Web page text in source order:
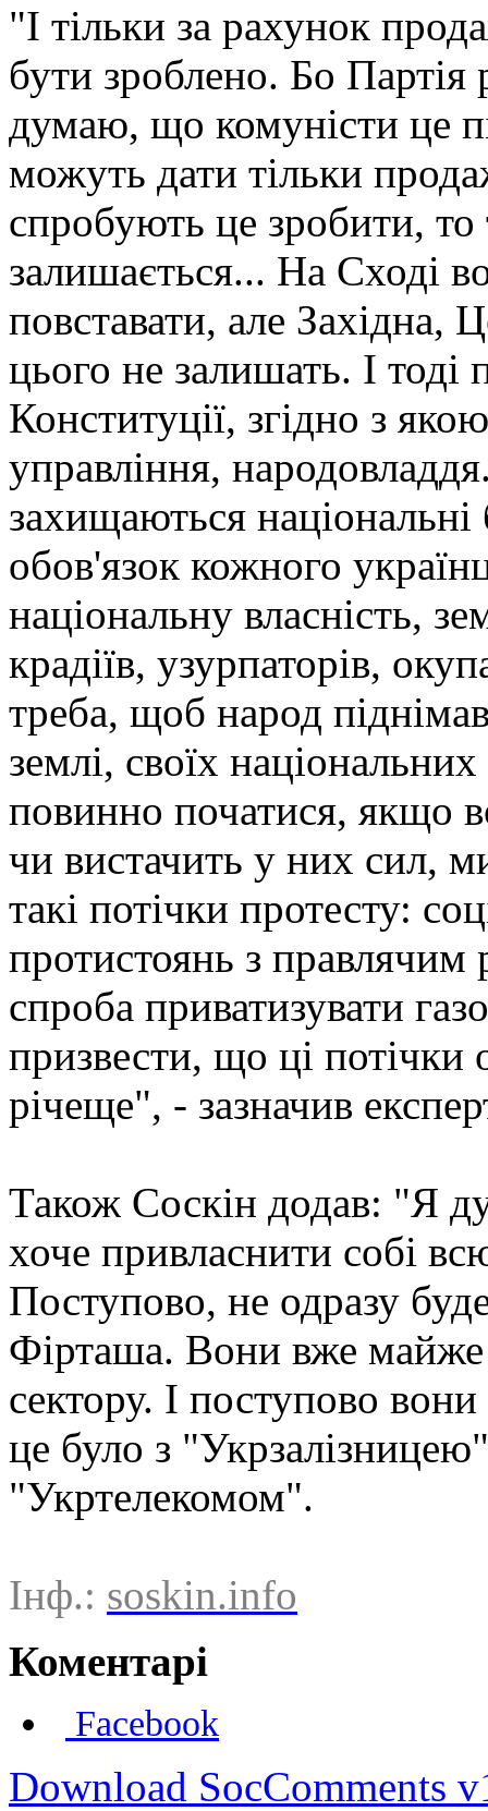
"І тільки за рахунок
бути зроблено. Бо Партія
думаю, що комуністи це
можуть дати тільки
спробують це зробити, то
залишається... На Сході
повставати, але Західна,
цього не залишать. І тоді
Конституції, згідно з
управління,
захищаються
обов'язок кожного
національну власність,
крадіїв, узурпаторів,
треба, щоб народ
землі, своїх
повинно початися, якщо
чи вистачить у них сил,
такі потічки протесту:
протистоянь з
спроба приватизувати
призвести, що ці потічки
річеще", - зазначив
Також Соскін додав: "Я
хоче привласнити собі
Поступово, не одразу
Фірташа. Вони вже майже
сектору. І поступово
це було з
"Укртелекомом".
Інф.: soskin.info
Коментарі
Facebook
Download SocComments